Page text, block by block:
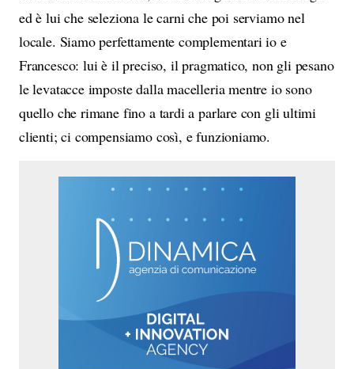
ed è lui che seleziona le carni che poi serviamo nel
locale. Siamo perfettamente complementari io e
Francesco: lui è il preciso, il pragmatico, non gli pesano
le levatacce imposte dalla macelleria mentre io sono
quello che rimane fino a tardi a parlare con gli ultimi
clienti; ci compensiamo così, e funzioniamo.